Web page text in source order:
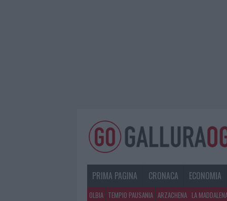
PRIMA PAGINA CRONACA ECONOMIA
OLBIA TEMPIO PAUSANIA ARZACHENA LA